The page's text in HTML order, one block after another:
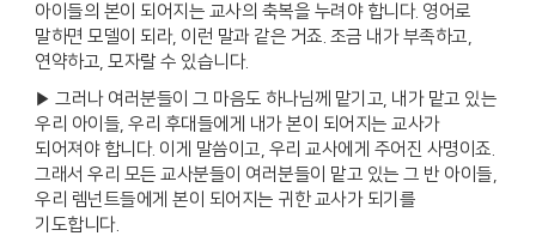
아이들의 본이 되어지는 교사의 축복을 누려야 합니다. 영어로
말하면 모델이 되라, 이런 말과 같은 거죠. 조금 내가 부족하고,
연약하고, 모자랄 수 있습니다.
▶ 그러나 여러분들이 그 마음도 하나님께 맡기고, 내가 맡고 있는
우리 아이들, 우리 후대들에게 내가 본이 되어지는 교사가
되어져야 합니다. 이게 말씀이고, 우리 교사에게 주어진 사명이죠.
그래서 우리 모든 교사분들이 여러분들이 맡고 있는 그 반 아이들,
우리 렘넌트들에게 본이 되어지는 귀한 교사가 되기를
기도합니다.